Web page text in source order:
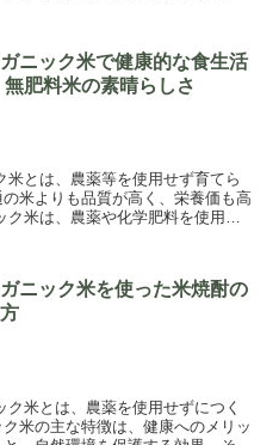
ニック米で健康的な食生活
無肥料米の素晴らしさ
とは、農薬等を使用せず育てら
米よりも品質が高く、栄養価も高
米は、農薬や化学肥料を使用せ
ニック米を使った米焼酎の
米とは、農薬を使用せずにつく
米の主な特徴は、健康へのメリッ